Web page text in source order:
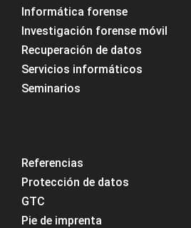
Informática forense
Investigación forense móvil
Recuperación de datos
Servicios informáticos
Seminarios
Referencias
Protección de datos
GTC
Pie de imprenta